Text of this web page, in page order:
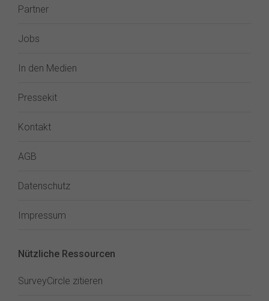
Partner
Jobs
In den Medien
Pressekit
Kontakt
AGB
Datenschutz
Impressum
Nützliche Ressourcen
SurveyCircle zitieren